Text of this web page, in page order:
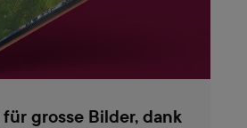
für grosse Bilder, dank